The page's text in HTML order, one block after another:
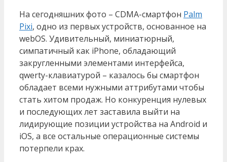
На сегодняшних фото – CDMA-смартфон Palm
Pixi, одно из первых устройств, основанное на
webOS. Удивительный, миниатюрный,
симпатичный как iPhone, обладающий
закругленными элементами интерфейса,
qwerty-клавиатурой – казалось бы смартфон
обладает всеми нужными аттрибутами чтобы
стать хитом продаж. Но конкуренция нулевых
и последующих лет заставила выйти на
лидирующие позиции устройства на Android и
iOS, а все остальные операционные системы
потерпели крах.